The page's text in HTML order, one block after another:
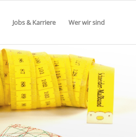
Jobs & Karriere Wer wir sind